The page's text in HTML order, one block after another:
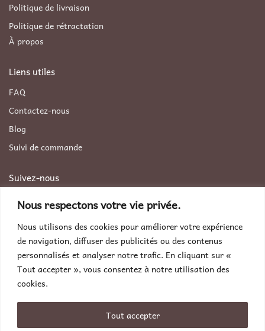
Nous respectons votre vie privée.
Nous utilisons des cookies pour améliorer votre expérience
de navigation, diffuser des publicités ou des contenus
personnalisés et analyser notre trafic. En cliquant sur «
Tout accepter », vous consentez à notre utilisation des
cookies.
Tout accepter
Politique de livraison
Politique de rétractation
À propos
Liens utiles
FAQ
Contactez-nous
Blog
Suivi de commande
Suivez-nous
Instagram
Pinterest
Contactez-nous
Par téléphone :+33 9 70 464 320